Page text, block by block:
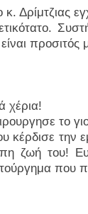
κ. Δρίμτζιας
χέρια!
το
την
ζωή του!